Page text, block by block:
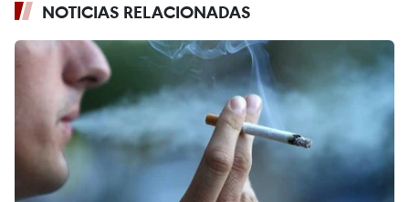
NOTICIAS RELACIONADAS